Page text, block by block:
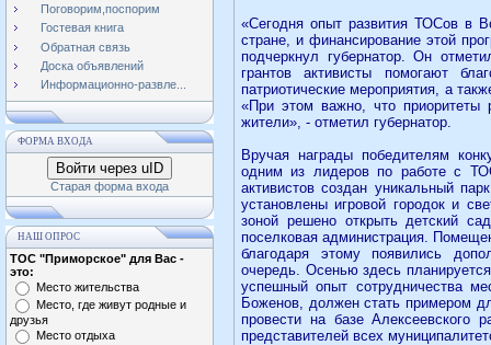
Поговорим,поспорим
Гостевая книга
Обратная связь
Доска объявлений
Информационно-развле...
ФОРМА ВХОДА
Войти через uID
Старая форма входа
НАШ ОПРОС
ТОС "Приморское" для Вас -
это:
Место жительства
Место, где живут родные и
друзья
Место отдыха
«Сегодня опыт развития ТОСов в
стране, и финансирование этой
подчеркнул губернатор. Он
грантов активисты помогают
патриотические мероприятия, а
«При этом важно, что приоритеты
жители», - отметил губернатор.
Вручая награды победителям
одним из лидеров по работе с
активистов создан уникальный
установлены игровой городок и
зоной решено открыть детский
поселковая администрация.
благодаря этому появились
очередь. Осенью здесь
успешный опыт сотрудничества
Боженов, должен стать примером
провести на базе Алексеевского
представителей всех